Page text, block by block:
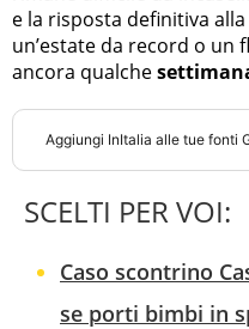
e la risposta definitiva
un’estate da record o
ancora qualche
Aggiungi InItalia alle tue fonti
SCELTI PER VOI:
Caso scontrino
se porti bimbi in